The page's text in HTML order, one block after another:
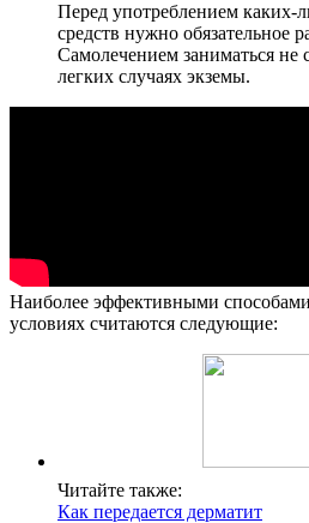
Перед употреблением каких-
средств нужно обязательное
Самолечением заниматься не
легких случаях экземы.
Наиболее эффективными
условиях считаются следующие:
Читайте также:
Как передается дерматит